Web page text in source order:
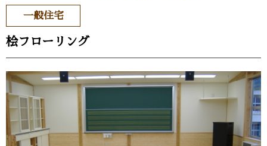
一般住宅
桧フローリング